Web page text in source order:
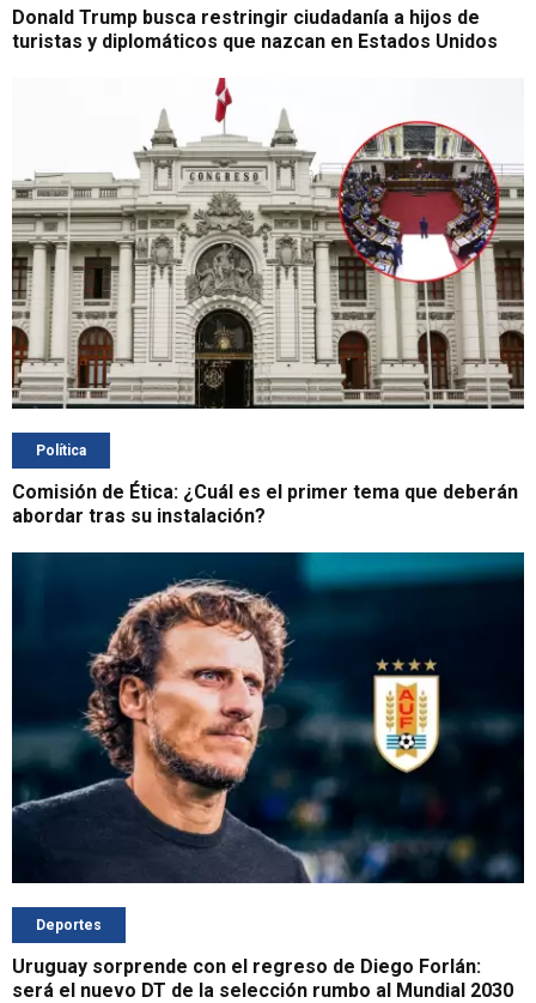
Donald Trump busca restringir ciudadanía a hijos de
turistas y diplomáticos que nazcan en Estados Unidos
Política
Comisión de Ética: ¿Cuál es el primer tema que deberán
abordar tras su instalación?
Deportes
Uruguay sorprende con el regreso de Diego Forlán:
será el nuevo DT de la selección rumbo al Mundial 2030